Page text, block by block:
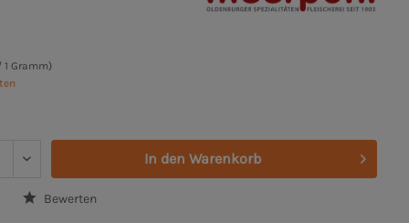
1 Gramm)
In den Warenkorb
Bewerten